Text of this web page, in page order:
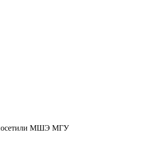
посетили МШЭ МГУ